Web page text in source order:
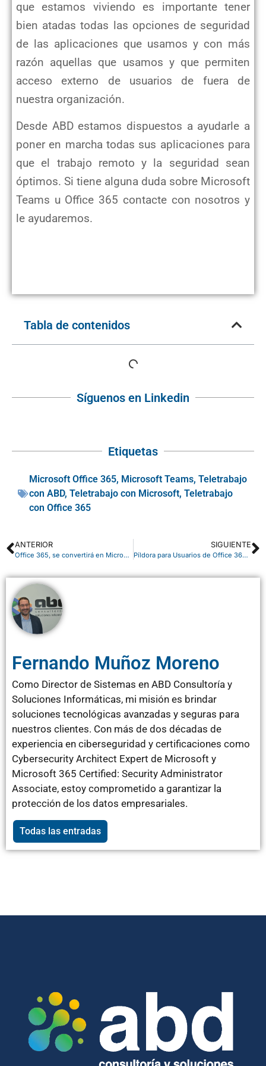
que estamos viviendo es importante tener
bien atadas todas las opciones de seguridad
de las aplicaciones que usamos y con más
razón aquellas que usamos y que permiten
acceso externo de usuarios de fuera de
nuestra organización.
Desde ABD estamos dispuestos a ayudarle a
poner en marcha todas sus aplicaciones para
que el trabajo remoto y la seguridad sean
óptimos. Si tiene alguna duda sobre Microsoft
Teams u Office 365 contacte con nosotros y
le ayudaremos.
Tabla de contenidos
Síguenos en Linkedin
Etiquetas
Microsoft Office 365, Microsoft Teams, Teletrabajo
con ABD, Teletrabajo con Microsoft, Teletrabajo
con Office 365
ANTERIOR
Office 365, se convertirá en Microsoft 365
SIGUIENTE
Píldora para Usuarios de Office 365: crear y enviar un mensaje rápido en Microsoft Teams
Fernando Muñoz Moreno
Como Director de Sistemas en ABD Consultoría y
Soluciones Informáticas, mi misión es brindar
soluciones tecnológicas avanzadas y seguras para
nuestros clientes. Con más de dos décadas de
experiencia en ciberseguridad y certificaciones como
Cybersecurity Architect Expert de Microsoft y
Microsoft 365 Certified: Security Administrator
Associate, estoy comprometido a garantizar la
protección de los datos empresariales.
Todas las entradas